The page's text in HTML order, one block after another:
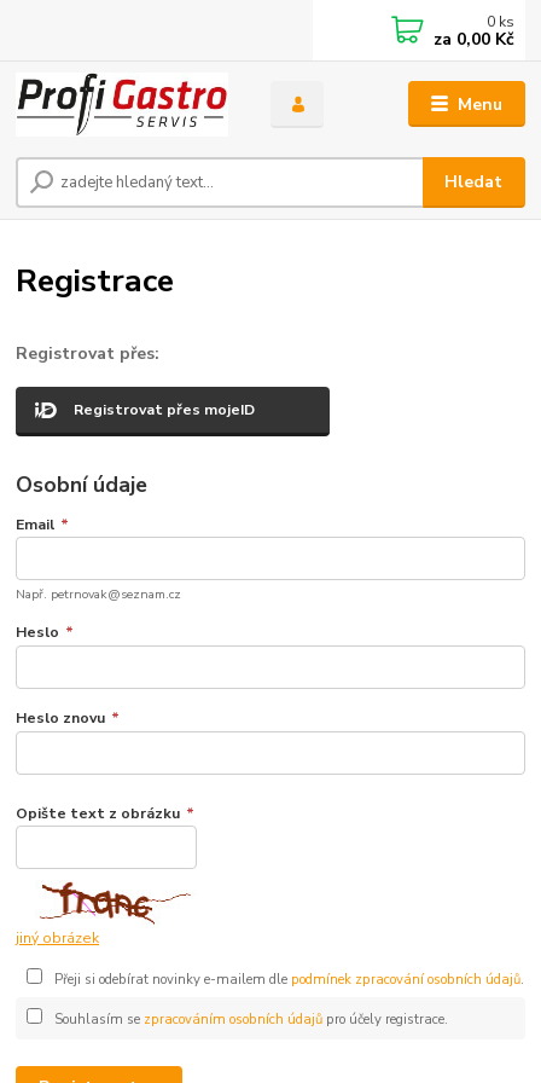
Menu
Hledat
0 ks
za 0,00 Kč
Registrace
Registrovat přes:
Registrovat přes mojeID
Osobní údaje
Email *
Např. petrnovak@seznam.cz
Heslo *
Heslo znovu *
Opište text z obrázku *
jiný obrázek
Přeji si odebírat novinky e-mailem dle podmínek zpracování osobních údajů.
Souhlasím se zpracováním osobních údajůpro účely registrace.